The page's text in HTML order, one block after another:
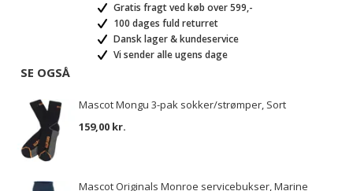
Gratis fragt ved køb over 599,-
100 dages fuld returret
Dansk lager & kundeservice
Vi sender alle ugens dage
SE OGSÅ
Mascot Mongu 3-pak sokker/strømper, Sort
159,00 kr.
Mascot Originals Monroe servicebukser, Marine